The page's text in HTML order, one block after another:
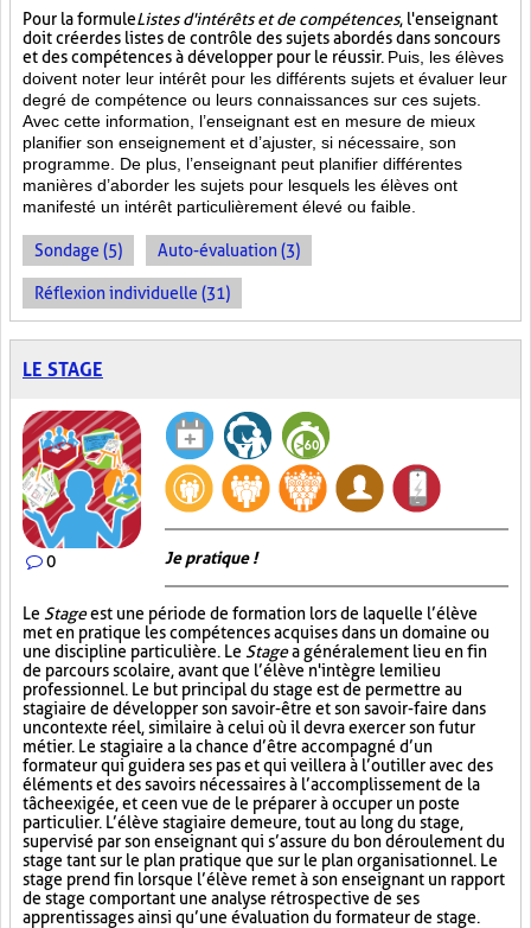
Pour la formuleListes d'intérêts et de compétences, l'enseignant
doit créer des listes de contrôle des sujets abordés dans son cours
et des compétences à développer pour le réussir. Puis, les élèves
doivent noter leur intérêt pour les différents sujets et évaluer leur
degré de compétence ou leurs connaissances sur ces sujets.
Avec cette information, l’enseignant est en mesure de mieux
planifier son enseignement et d’ajuster, si nécessaire, son
programme. De plus, l’enseignant peut planifier différentes
manières d’aborder les sujets pour lesquels les élèves ont
manifesté un intérêt particulièrement élevé ou faible.
Sondage (5) Auto-évaluation (3)
Réflexion individuelle (31)
LE STAGE
0 Je pratique !
Le Stageest une période de formation lors de laquelle l’élève
met en pratique les compétences acquises dans un domaine ou
une discipline particulière. Le Stagea généralement lieu en fin
de parcours scolaire, avant que l’élève n'intègre le milieu
professionnel. Le but principal du stage est de permettre au
stagiaire de développer son savoir-être et son savoir-faire dans
un contexte réel, similaire à celui où il devra exercer son futur
métier. Le stagiaire a la chance d’être accompagné d’un
formateur qui guidera ses pas et qui veillera à l’outiller avec des
éléments et des savoirs nécessaires à l’accomplissement de la
tâche exigée, et ce en vue de le préparer à occuper un poste
particulier. L’élève stagiaire demeure, tout au long du stage,
supervisé par son enseignant qui s’assure du bon déroulement du
stage tant sur le plan pratique que sur le plan organisationnel. Le
stage prend fin lorsque l’élève remet à son enseignant un rapport
de stage comportant une analyse rétrospective de ses
apprentissages ainsi qu’une évaluation du formateur de stage.